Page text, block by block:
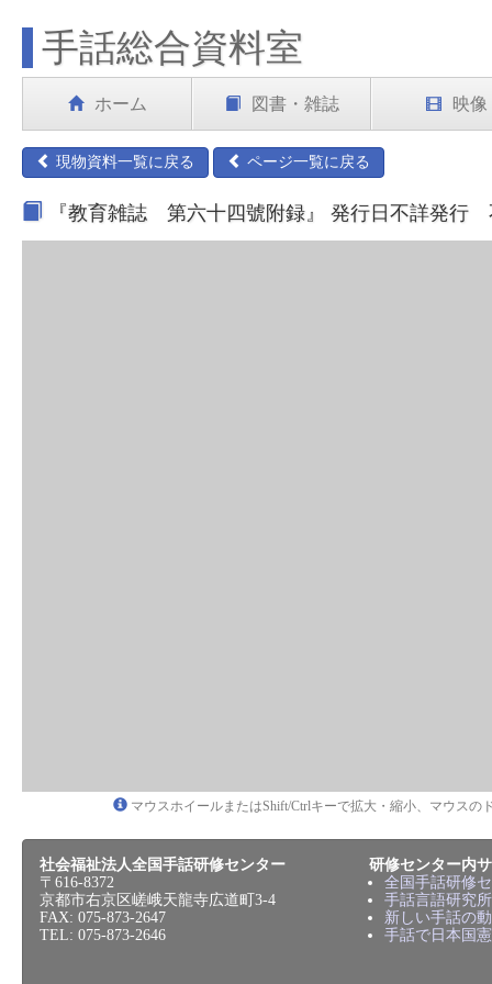
手話総合資料室
ホーム 図書・雑誌 映像
現物資料一覧に戻る ページ一覧に戻る
『教育雑誌 第六十四號附録』 発行日不詳発行
マウスホイールまたはShift/Ctrlキーで拡大・縮小、マウスの
社会福祉法人全国手話研修センター
〒616-8372
京都市右京区嵯峨天龍寺広道町3-4
FAX: 075-873-2647
TEL: 075-873-2646
研修センター内
全国手話研修
手話言語研究所
新しい手話の
手話で日本国